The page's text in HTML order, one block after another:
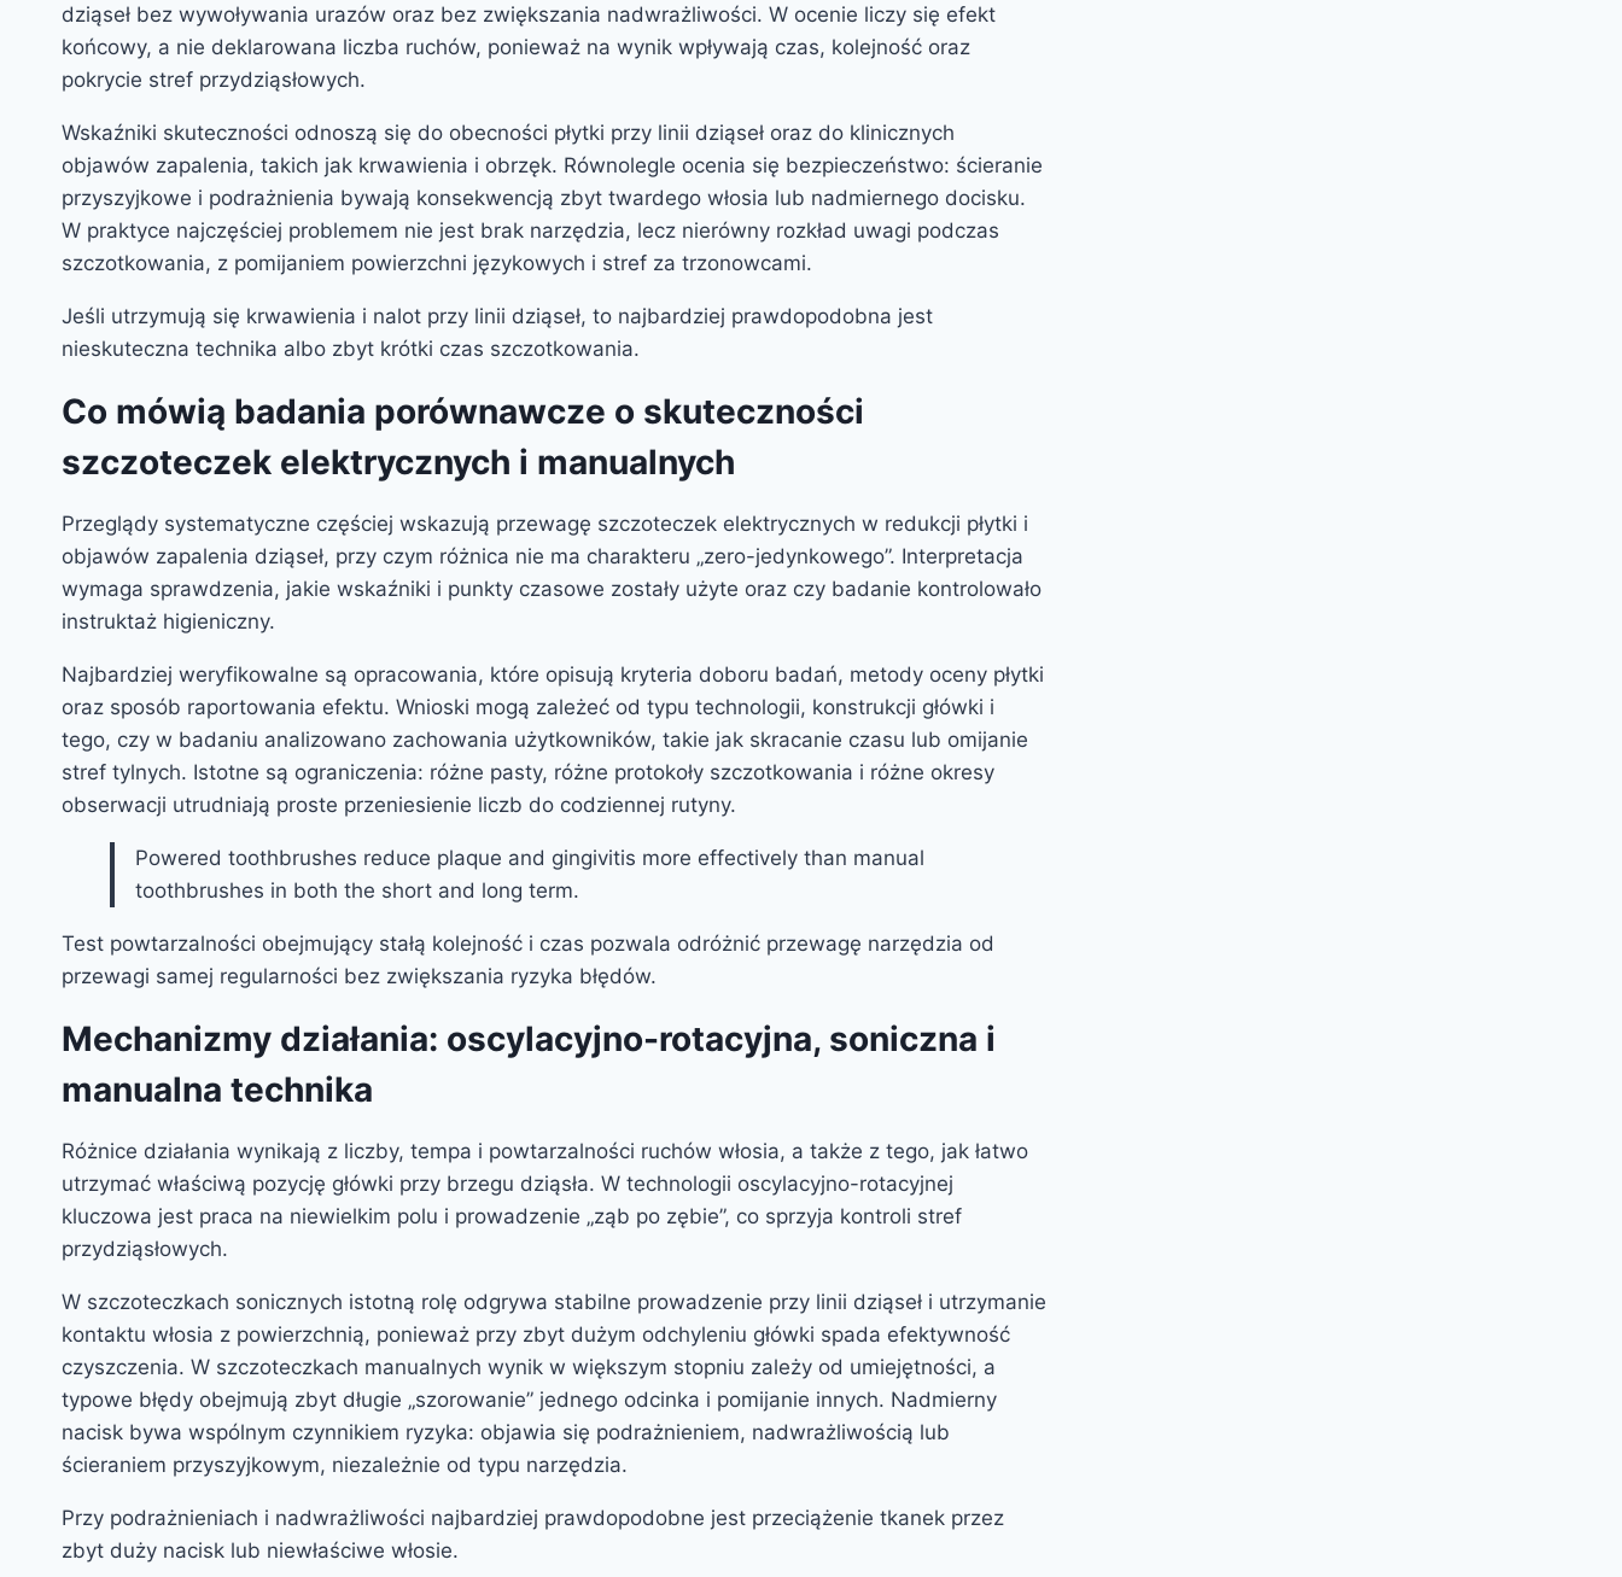
dziąseł bez wywoływania urazów oraz bez zwiększania nadwrażliwości. W ocenie liczy się efekt
końcowy, a nie deklarowana liczba ruchów, ponieważ na wynik wpływają czas, kolejność oraz
pokrycie stref przydziąsłowych.
Wskaźniki skuteczności odnoszą się do obecności płytki przy linii dziąseł oraz do klinicznych
objawów zapalenia, takich jak krwawienia i obrzęk. Równolegle ocenia się bezpieczeństwo: ścieranie
przyszyjkowe i podrażnienia bywają konsekwencją zbyt twardego włosia lub nadmiernego docisku.
W praktyce najczęściej problemem nie jest brak narzędzia, lecz nierówny rozkład uwagi podczas
szczotkowania, z pomijaniem powierzchni językowych i stref za trzonowcami.
Jeśli utrzymują się krwawienia i nalot przy linii dziąseł, to najbardziej prawdopodobna jest
nieskuteczna technika albo zbyt krótki czas szczotkowania.
Co mówią badania porównawcze o skuteczności
szczoteczek elektrycznych i manualnych
Przeglądy systematyczne częściej wskazują przewagę szczoteczek elektrycznych w redukcji płytki i
objawów zapalenia dziąseł, przy czym różnica nie ma charakteru „zero-jedynkowego”. Interpretacja
wymaga sprawdzenia, jakie wskaźniki i punkty czasowe zostały użyte oraz czy badanie kontrolowało
instruktaż higieniczny.
Najbardziej weryfikowalne są opracowania, które opisują kryteria doboru badań, metody oceny płytki
oraz sposób raportowania efektu. Wnioski mogą zależeć od typu technologii, konstrukcji główki i
tego, czy w badaniu analizowano zachowania użytkowników, takie jak skracanie czasu lub omijanie
stref tylnych. Istotne są ograniczenia: różne pasty, różne protokoły szczotkowania i różne okresy
obserwacji utrudniają proste przeniesienie liczb do codziennej rutyny.
Powered toothbrushes reduce plaque and gingivitis more effectively than manual
toothbrushes in both the short and long term.
Test powtarzalności obejmujący stałą kolejność i czas pozwala odróżnić przewagę narzędzia od
przewagi samej regularności bez zwiększania ryzyka błędów.
Mechanizmy działania: oscylacyjno-rotacyjna, soniczna i
manualna technika
Różnice działania wynikają z liczby, tempa i powtarzalności ruchów włosia, a także z tego, jak łatwo
utrzymać właściwą pozycję główki przy brzegu dziąsła. W technologii oscylacyjno-rotacyjnej
kluczowa jest praca na niewielkim polu i prowadzenie „ząb po zębie”, co sprzyja kontroli stref
przydziąsłowych.
W szczoteczkach sonicznych istotną rolę odgrywa stabilne prowadzenie przy linii dziąseł i utrzymanie
kontaktu włosia z powierzchnią, ponieważ przy zbyt dużym odchyleniu główki spada efektywność
czyszczenia. W szczoteczkach manualnych wynik w większym stopniu zależy od umiejętności, a
typowe błędy obejmują zbyt długie „szorowanie” jednego odcinka i pomijanie innych. Nadmierny
nacisk bywa wspólnym czynnikiem ryzyka: objawia się podrażnieniem, nadwrażliwością lub
ścieraniem przyszyjkowym, niezależnie od typu narzędzia.
Przy podrażnieniach i nadwrażliwości najbardziej prawdopodobne jest przeciążenie tkanek przez
zbyt duży nacisk lub niewłaściwe włosie.